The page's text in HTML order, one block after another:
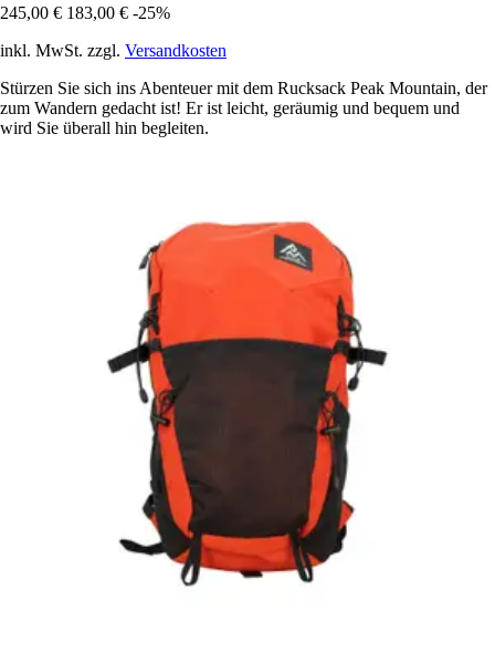
245,00 € 183,00 € -25%
inkl. MwSt. zzgl. Versandkosten
Stürzen Sie sich ins Abenteuer mit dem Rucksack Peak Mountain, der
zum Wandern gedacht ist! Er ist leicht, geräumig und bequem und
wird Sie überall hin begleiten.